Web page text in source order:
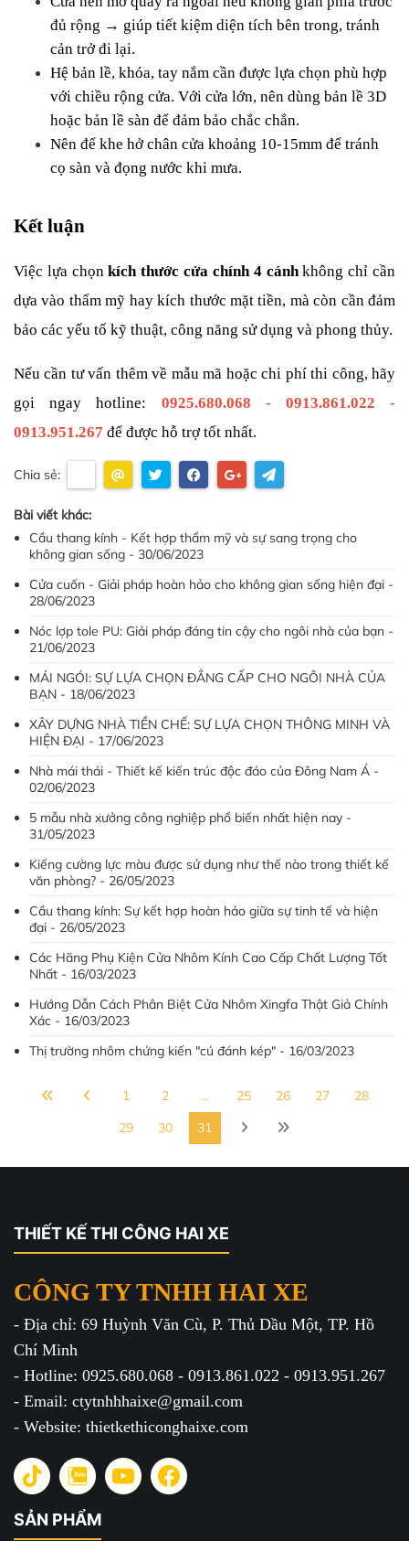
đủ rộng → giúp tiết kiệm diện tích bên trong, tránh
cản trở đi lại.
Hệ bản lề, khóa, tay nắm cần được lựa chọn phù hợp
với chiều rộng cửa. Với cửa lớn, nên dùng bản lề 3D
hoặc bản lề sàn để đảm bảo chắc chắn.
Nên để khe hở chân cửa khoảng 10-15mm để tránh
cọ sàn và đọng nước khi mưa.
Kết luận
Việc lựa chọn kích thước cửa chính 4 cánh không chỉ cần
dựa vào thẩm mỹ hay kích thước mặt tiền, mà còn cần đảm
bảo các yếu tố kỹ thuật, công năng sử dụng và phong thủy.
Nếu cần tư vấn thêm về mẫu mã hoặc chi phí thi công, hãy
gọi ngay hotline: 0925.680.068 - 0913.861.022 -
0913.951.267 để được hỗ trợ tốt nhất.
Chia sẻ:
Bài viết khác:
Cầu thang kính - Kết hợp thẩm mỹ và sự sang trọng cho
không gian sống - 30/06/2023
Cửa cuốn - Giải pháp hoàn hảo cho không gian sống hiện đại -
28/06/2023
Nóc lợp tole PU: Giải pháp đáng tin cậy cho ngôi nhà của bạn -
21/06/2023
MÁI NGÓI: SỰ LỰA CHỌN ĐẲNG CẤP CHO NGÔI NHÀ CỦA
BẠN - 18/06/2023
XÂY DỰNG NHÀ TIỀN CHẾ: SỰ LỰA CHỌN THÔNG MINH VÀ
HIỆN ĐẠI - 17/06/2023
Nhà mái thái - Thiết kế kiến trúc độc đáo của Đông Nam Á -
02/06/2023
5 mẫu nhà xưởng công nghiệp phổ biến nhất hiện nay -
31/05/2023
Kiếng cường lực màu được sử dụng như thế nào trong thiết kế
văn phòng? - 26/05/2023
Cầu thang kính: Sự kết hợp hoàn hảo giữa sự tinh tế và hiện
đại - 26/05/2023
Các Hãng Phụ Kiện Cửa Nhôm Kính Cao Cấp Chất Lượng Tốt
Nhất - 16/03/2023
Hướng Dẫn Cách Phân Biệt Cửa Nhôm Xingfa Thật Giả Chính
Xác - 16/03/2023
Thị trường nhôm chứng kiến "cú đánh kép" - 16/03/2023
1 2 ... 25 26 27
28
29
30 31
THIẾT KẾ THI CÔNG HAI XE
CÔNG TY TNHH HAI XE
- Địa chỉ: 69 Huỳnh Văn Cù, P. Thủ Dầu Một, TP. Hồ
Chí Minh
- Hotline: 0925.680.068 - 0913.861.022 - 0913.951.267
- Email: ctytnhhhaixe@gmail.com
- Website: thietkethiconghaixe.com
SẢN PHẨM